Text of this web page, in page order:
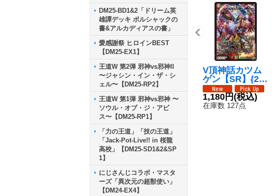
DM25-BD1&2「ドリーム英
雄譚デッキ ボルシャックの
書&アルカディアスの書」
愛感謝祭 ヒロインBEST
【DM25-EX1】
王道W 第2弾 邪神vs邪神II
〜ジャシン・イン・ザ・シ
ェル〜【DM25-RP2】
王道W 第1弾 邪神vs邪神 〜
ソウル・オブ・ジ・アビ
ス〜【DM25-RP1】
「力の王道」「技の王道」
「Jack-Pot-Live!! in 桜龍
高校」【DM25-SD1&2&SP
1】
にじさんじコラボ・マスタ
ーズ「異次元の超獣使い」
【DM24-EX4】
V頂神話カツム
ゲン【SR】{26
RP2S11/S11}
《多》
1,180円(税込)
在庫数 127点